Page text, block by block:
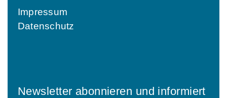
Impressum
Datenschutz
Newsletter abonnieren und informiert